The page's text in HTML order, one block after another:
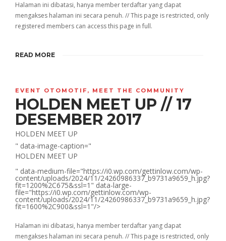
Halaman ini dibatasi, hanya member terdaftar yang dapat
mengakses halaman ini secara penuh. // This page is restricted, only
registered members can access this page in full.
READ MORE
EVENT OTOMOTIF , MEET THE COMMUNITY
HOLDEN MEET UP // 17
DESEMBER 2017
HOLDEN MEET UP
" data-image-caption="
HOLDEN MEET UP
" data-medium-file="https://i0.wp.com/gettinlow.com/wp-
content/uploads/2024/11/24260986337_b9731a9659_h.jpg?
fit=1200%2C675&ssl=1" data-large-
file="https://i0.wp.com/gettinlow.com/wp-
content/uploads/2024/11/24260986337_b9731a9659_h.jpg?
fit=1600%2C900&ssl=1"/>
Halaman ini dibatasi, hanya member terdaftar yang dapat
mengakses halaman ini secara penuh. // This page is restricted, only